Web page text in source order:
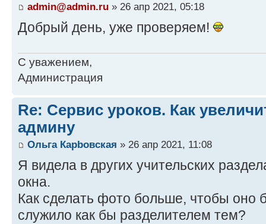
admin@admin.ru » 26 апр 2021, 05:18
Добрый день, уже проверяем!
С уважением,
Администрация
Re: Сервис уроков. Как
админу
Ольга Карbовская » 26 апр 2021, 11:08
Я видела в других учительских
окна.
Как сделать фото больше, чтобы оно
служило как бы разделителем тем?